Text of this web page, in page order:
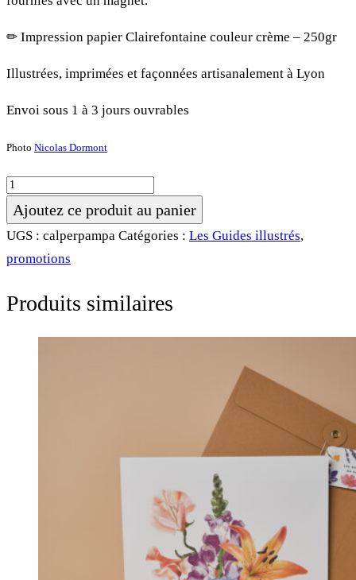
✏︎ Impression papier Clairefontaine couleur crème – 250gr
Illustrées, imprimées et façonnées artisanalement à Lyon
Envoi sous 1 à 3 jours ouvrables
Photo Nicolas Dormont
quantité
de
Le
Calendrier
aux
Ajoutez ce produit au panier
UGS : calperpampa Catégories : Les Guides illustrés,
promotions
Produits similaires